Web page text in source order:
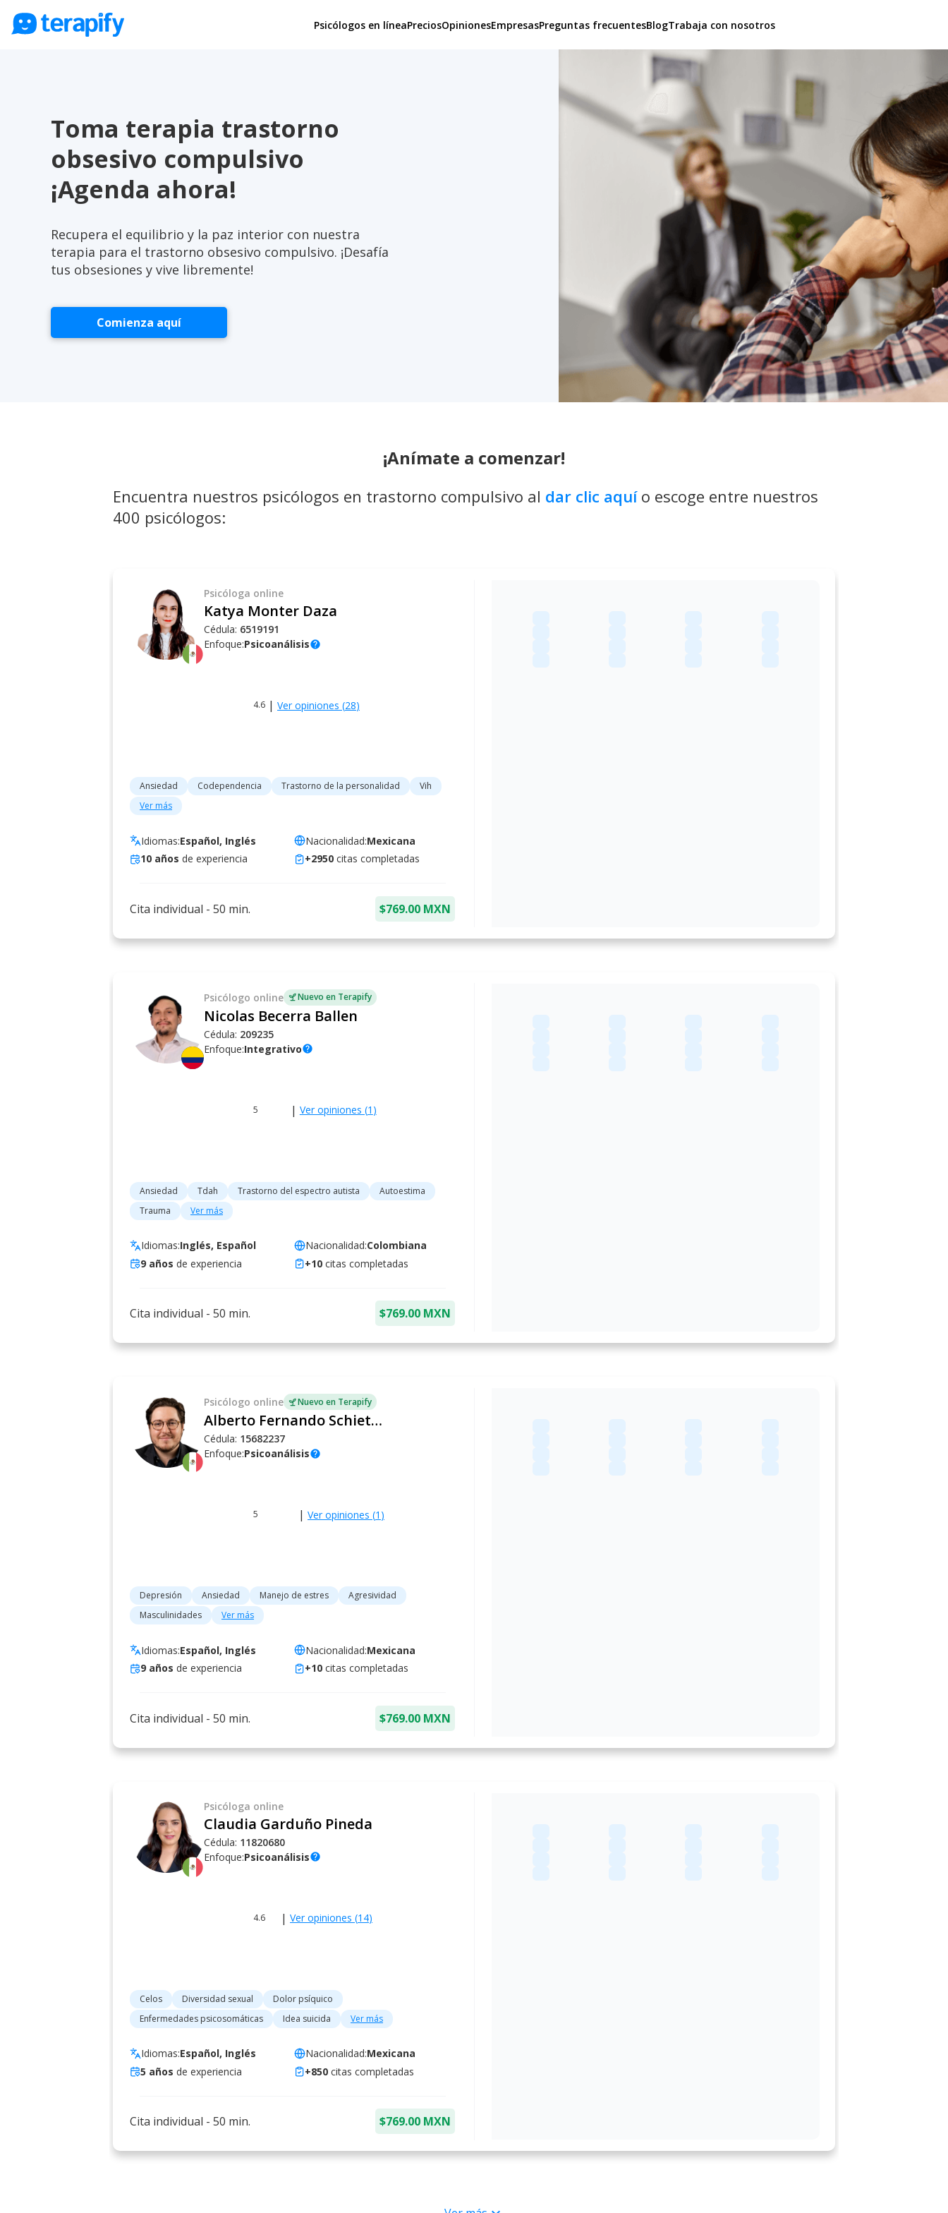
Psicólogos en líneaPreciosOpinionesEmpresasPreguntas frecuentesBlogTrabaja con nosotros
Empresas
Preguntas frecuentes
Toma terapia trastorno
obsesivo compulsivo
¡Agenda ahora!
Recupera el equilibrio y la paz interior con nuestra
terapia para el trastorno obsesivo compulsivo. ¡Desafía
tus obsesiones y vive libremente!
Comienza aquí
¡Anímate a comenzar!
Encuentra nuestros psicólogos en trastorno compulsivo al dar clic aquí o escoge entre nuestros
400 psicólogos:
Psicóloga online
Katya Monter Daza
Cédula: 6519191
Enfoque:Psicoanálisishelp
4.6 | Ver opiniones (28)
Ansiedad Codependencia Trastorno de la personalidad
Vih
Ver más
Idiomas:Español, Inglés Nacionalidad:Mexicana
10 años de experiencia +2950citas completadas
Cita individual - 50 min. $769.00 MXN
Psicólogo online Nuevo en Terapify
Nicolas Becerra Ballen
Cédula: 209235
Enfoque:Integrativohelp
5 | Ver opiniones (1 )
Ansiedad Tdah Trastorno del espectro autista
Autoestima
Trauma
Ver más
Idiomas:Inglés, Español Nacionalidad:Colombiana
9 años de experiencia +10citas completadas
Cita individual - 50 min. $769.00 MXN
Psicólogo online Nuevo en Terapify
Alberto Fernando Schietekat Soler
Cédula: 15682237
Enfoque:Psicoanálisishelp
5 | Ver opiniones (1 )
Depresión Ansiedad Manejo de estres
Agresividad
Masculinidades
Ver más
Idiomas:Español, Inglés Nacionalidad:Mexicana
9 años de experiencia +10citas completadas
Cita individual - 50 min. $769.00 MXN
Psicóloga online
Claudia Garduño Pineda
Cédula: 11820680
Enfoque:Psicoanálisishelp
4.6 | Ver opiniones (14)
Celos Diversidad sexual
Dolor psíquico
Enfermedades psicosomáticas
Idea suicida Ver más
Idiomas:Español, Inglés Nacionalidad:Mexicana
5 años de experiencia +850citas completadas
Cita individual - 50 min. $769.00 MXN